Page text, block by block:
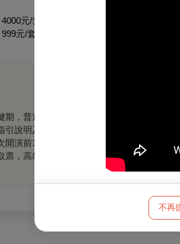
不再
元/套
/套
，普遍級節目需7歲且身高滿130公分以上
說明及設備配戴時間，體驗時間約為作
演前1日辦理，每張酌收票面金額10％手續
，高雄市電影館、內惟藝術中心內惟戲院